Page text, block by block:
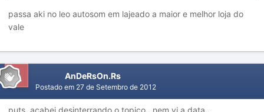
passa aki no leo autosom em lajeado a maior e melhor loja do
vale
AnDeRsOn.Rs
Postado em 27 de Setembro de 2012
puts, acabei desinterrando o topico.. nem vi a data..